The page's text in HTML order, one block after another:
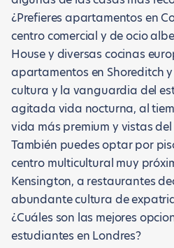
¿Prefieres apartamentos en
centro comercial y de ocio
House y diversas cocinas
apartamentos en Shoreditch
cultura y la vanguardia del
agitada vida nocturna, al
vida más premium y vistas
También puedes optar por
centro multicultural muy
Kensington, a restaurantes
abundante cultura de
¿Cuáles son las mejores
estudiantes en Londres?